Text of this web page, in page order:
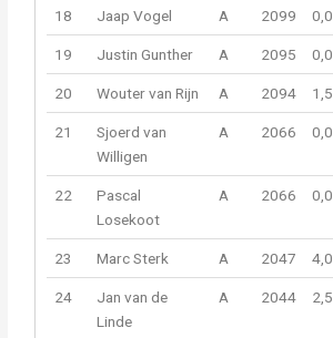
18 Jaap Vogel A 2099 0,0
19 Justin Gunther A 2095 0,0
20 Wouter van Rijn A 2094 1,5
21
Sjoerd van
Willigen
A 2066 0,0
22
Pascal
Losekoot
A 2066 0,0
23 Marc Sterk A 2047 4,0
24
Jan van de
Linde
A 2044 2,5